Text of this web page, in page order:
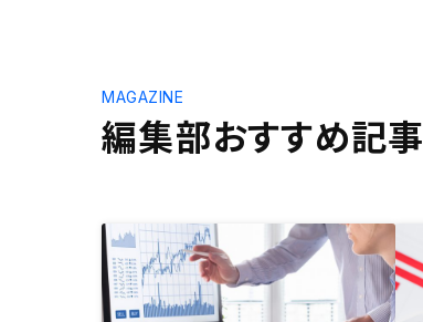
編集部おすすめ記事
MAGAZINE